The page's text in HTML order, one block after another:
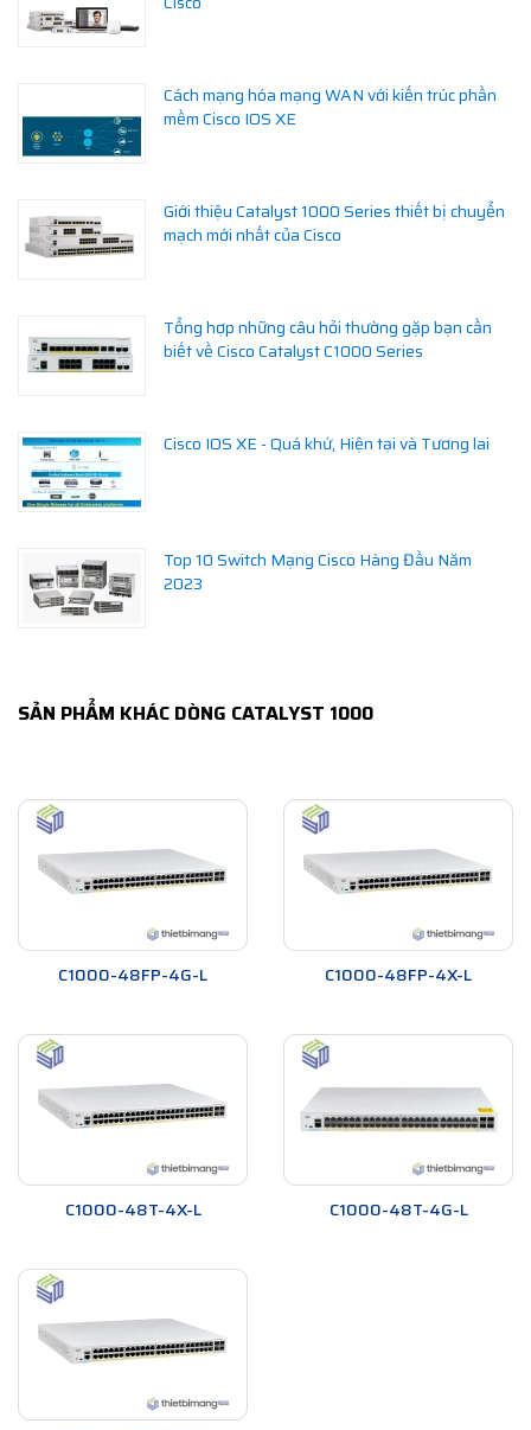
Cách mạng hóa mạng WAN với kiến trúc phần
mềm Cisco IOS XE
Giới thiệu Catalyst 1000 Series thiết bị chuyển
mạch mới nhất của Cisco
Tổng hợp những câu hỏi thường gặp bạn cần
biết về Cisco Catalyst C1000 Series
Cisco IOS XE - Quá khứ, Hiện tại và Tương lai
Top 10 Switch Mạng Cisco Hàng Đầu Năm
2023
SẢN PHẨM KHÁC DÒNG CATALYST 1000
C1000-48FP-4G-L C1000-48FP-4X-L
C1000-48T-4X-L C1000-48T-4G-L